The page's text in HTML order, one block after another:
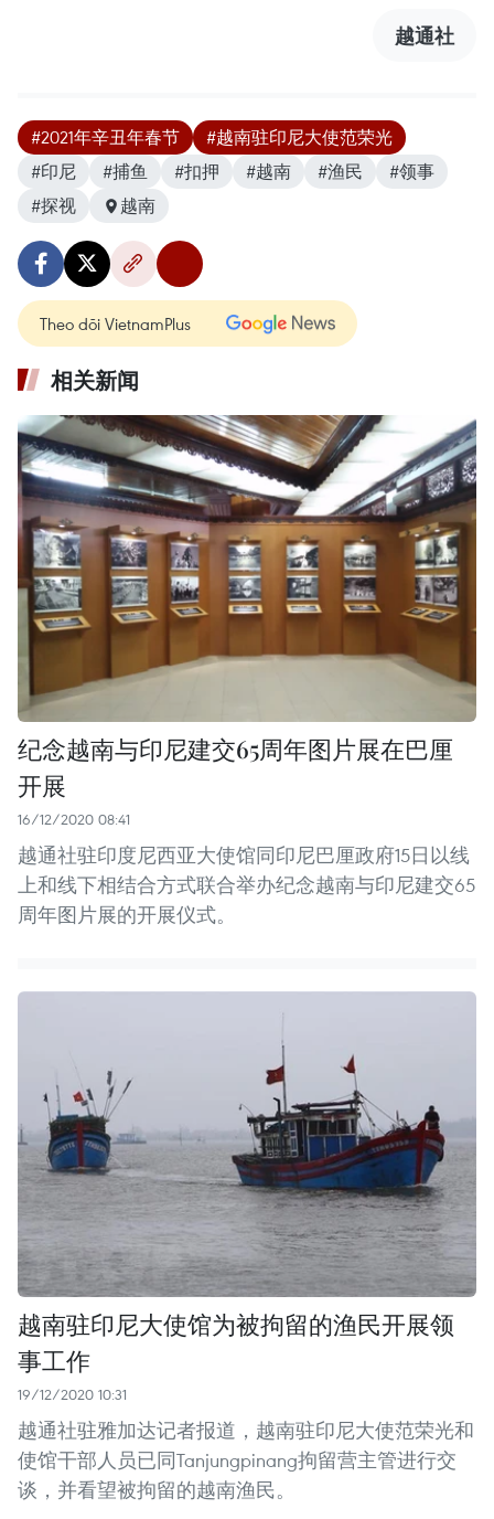
越通社
#2021年辛丑年春节
#越南驻印尼大使范荣光
#印尼
#捕鱼 #扣押 #越南 #渔民
#领事
#探视
越南
Theo dõi VietnamPlus
相关新闻
纪念越南与印尼建交65周年图片展在巴厘
开展
16/12/2020 08:41
越通社驻印度尼西亚大使馆同印尼巴厘政府15日以线
上和线下相结合方式联合举办纪念越南与印尼建交65
周年图片展的开展仪式。
越南驻印尼大使馆为被拘留的渔民开展领
事工作
19/12/2020 10:31
越通社驻雅加达记者报道，越南驻印尼大使范荣光和
使馆干部人员已同Tanjungpinang拘留营主管进行交
谈，并看望被拘留的越南渔民。